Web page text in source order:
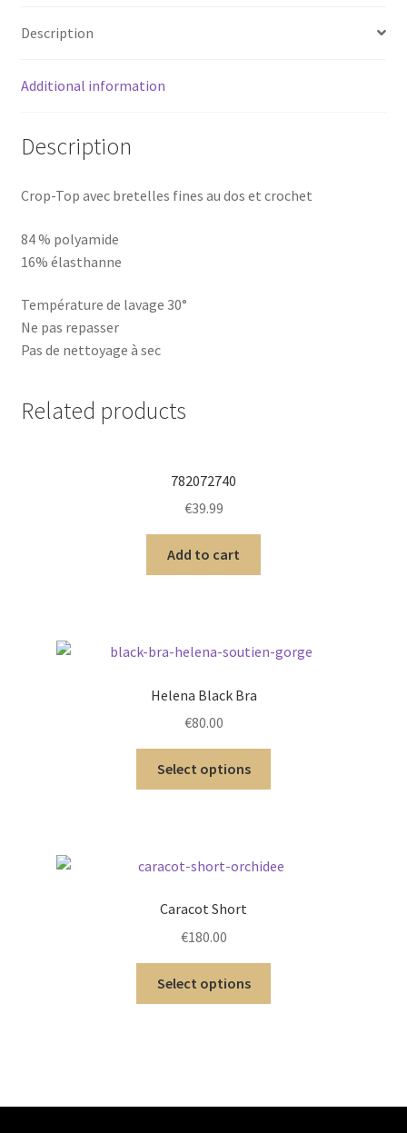
Description
Additional information
Description
Crop-Top avec bretelles fines au dos et crochet
84 % polyamide
16% élasthanne
Température de lavage 30°
Ne pas repasser
Pas de nettoyage à sec
Related products
782072740
€39.99
Add to cart
Helena Black Bra
€80.00
Select options
Caracot Short
€180.00
Select options